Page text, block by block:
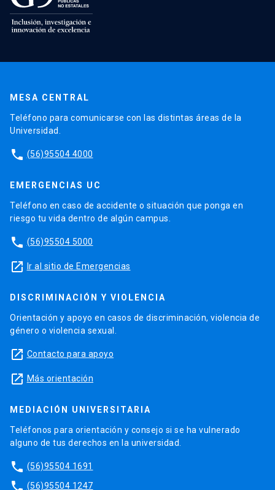
MESA CENTRAL
Teléfono para comunicarse con las distintas áreas de la
Universidad.
phone (56)95504 4000
EMERGENCIAS UC
Teléfono en caso de accidente o situación que ponga en
riesgo tu vida dentro de algún campus.
phone (56)95504 5000
launch Ir al sitio de Emergencias
DISCRIMINACIÓN Y VIOLENCIA
Orientación y apoyo en casos de discriminación, violencia de
género o violencia sexual.
launch Contacto para apoyo
launch Más orientación
MEDIACIÓN UNIVERSITARIA
Teléfonos para orientación y consejo si se ha vulnerado
alguno de tus derechos en la universidad.
phone (56)95504 1691
phone (56)95504 1247